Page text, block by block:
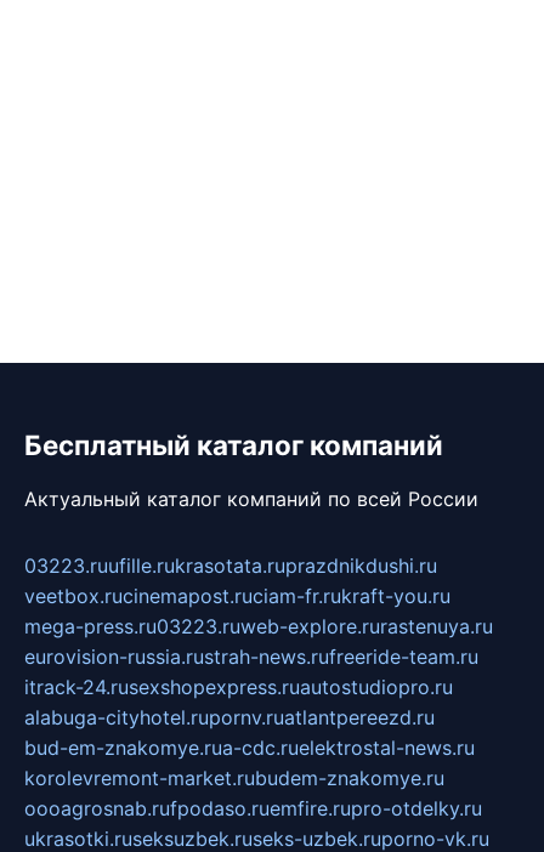
Бесплатный каталог компаний
Актуальный каталог компаний по всей России
03223.ruufille.rukrasotata.ruprazdnikdushi.ru
veetbox.rucinemapost.ruciam-fr.rukraft-you.ru
mega-press.ru03223.ruweb-explore.rurastenuya.ru
eurovision-russia.rustrah-news.rufreeride-team.ru
itrack-24.rusexshopexpress.ruautostudiopro.ru
alabuga-cityhotel.rupornv.ruatlantpereezd.ru
bud-em-znakomye.rua-cdc.ruelektrostal-news.ru
korolevremont-market.rubudem-znakomye.ru
oooagrosnab.rufpodaso.ruemfire.rupro-otdelky.ru
ukrasotki.ruseksuzbek.ruseks-uzbek.ruporno-vk.ru